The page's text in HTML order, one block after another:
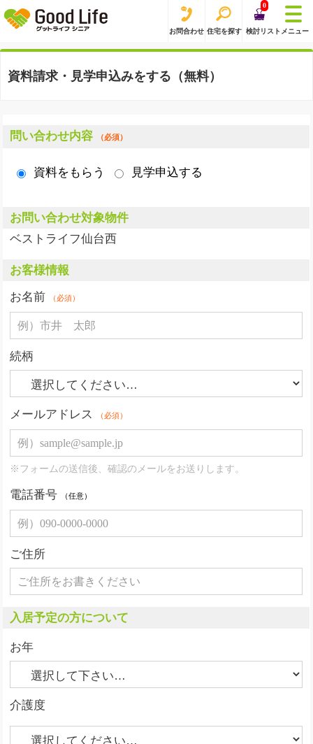
お問合わせ 住宅を探す
0
検討リスト メニュー
資料請求・見学申込みをする（無料）
問い合わせ内容 （必須）
資料をもらう 見学申込する
お問い合わせ対象物件
ベストライフ仙台西
お客様情報
お名前
（必須）
続柄
メールアドレス （必須）
※フォームの送信後、確認のメールをお送りします。
電話番号 （任意）
ご住所
入居予定の方について
お年
介護度